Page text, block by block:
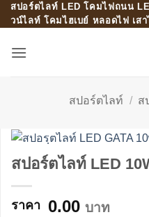
Skip
to
สปอร์ตไลท์ LED โคมไฟถนน
วน์ไลท์ โคมไฮเบย์ หลอดไฟ เสา
สปอร์ตไลท์ / ส
สปอร์ตไลท์ LED
0.00 บาท